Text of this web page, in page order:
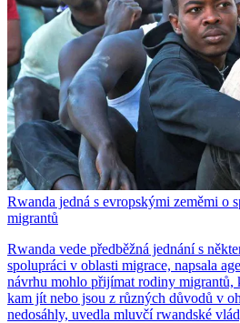
Rwanda jedná s evropskými zeměmi o
migrantů
Rwanda vede předběžná jednání s
spolupráci v oblasti migrace, napsala
návrhu mohlo přijímat rodiny migrantů,
kam jít nebo jsou z různých důvodů v
nedosáhly, uvedla mluvčí rwandské